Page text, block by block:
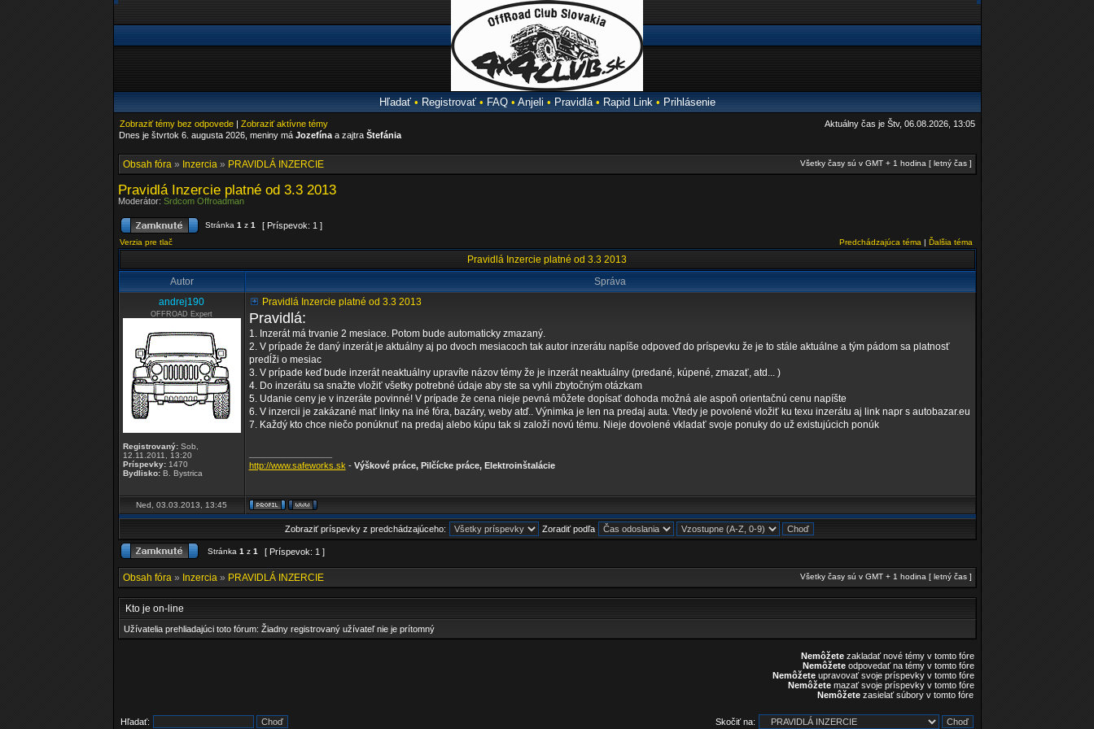
Hľadať• Registrovať• FAQ• Anjeli • Pravidlá• Rapid Link • Prihlásenie
Zobraziť témy bez odpovede| Zobraziť aktívne témy
Aktuálny čas je Štv, 06.08.2026, 13:05
Dnes je štvrtok 6. augusta 2026, meniny má Jozefínaa zajtra Štefánia
Obsah fóra» Inzercia» PRAVIDLÁ INZERCIE Všetky časy sú v GMT + 1 hodina [ letný čas ]
Pravidlá Inzercie platné od 3.3 2013
Moderátor: Srdcom Offroadman
Stránka 1 z 1 [ Príspevok: 1 ]
Verzia pre tlač Predchádzajúca téma | Ďalšia téma
Pravidlá Inzercie platné od 3.3 2013
Autor
Správa
andrej190
OFFROAD Expert
Registrovaný:Sob,
12.11.2011, 13:20
Príspevky:1470
Bydlisko:B. Bystrica
Pravidlá Inzercie platné od 3.3 2013
Pravidlá:
1. Inzerát má trvanie 2 mesiace. Potom bude automaticky zmazaný.
2. V prípade že daný inzerát je aktuálny aj po dvoch mesiacoch tak autor inzerátu napíše odpoveď do príspevku že je to stále aktuálne a tým pádom sa platnosť
predĺži o mesiac
3. V prípade keď bude inzerát neaktuálny upravíte názov témy že je inzerát neaktuálny (predané, kúpené, zmazať, atd... )
4. Do inzerátu sa snažte vložiť všetky potrebné údaje aby ste sa vyhli zbytočným otázkam
5. Udanie ceny je v inzeráte povinné! V prípade že cena nieje pevná môžete dopísať dohoda možná ale aspoň orientačnú cenu napíšte
6. V inzercii je zakázané mať linky na iné fóra, bazáry, weby atď.. Výnimka je len na predaj auta. Vtedy je povolené vložiť ku texu inzerátu aj link napr s autobazar.eu
7. Každý kto chce niečo ponúknuť na predaj alebo kúpu tak si založí novú tému. Nieje dovolené vkladať svoje ponuky do už existujúcich ponúk
http://www.safeworks.sk - Výškové práce, Pilčícke práce, Elektroinštalácie
Ned, 03.03.2013, 13:45
Zobraziť príspevky z predchádzajúceho: Zoradiť podľa
Stránka 1 z 1 [ Príspevok: 1 ]
Obsah fóra» Inzercia» PRAVIDLÁ INZERCIE Všetky časy sú v GMT + 1 hodina [ letný čas ]
Kto je on-line
Užívatelia prehliadajúci toto fórum: Žiadny registrovaný užívateľ nie je prítomný
Nemôžetezakladať nové témy v tomto fóre
Nemôžeteodpovedať na témy v tomto fóre
Nemôžeteupravovať svoje príspevky v tomto fóre
Nemôžetemazať svoje príspevky v tomto fóre
Nemôžetezasielať súbory v tomto fóre
Hľadať: Skočiť na: